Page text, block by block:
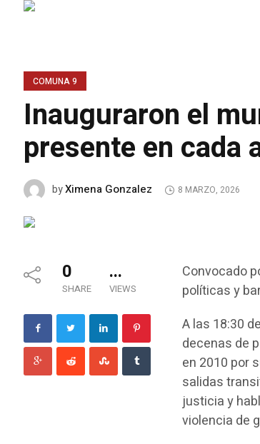
COMUNA 9
Inauguraron el
presente en cada
byXimena Gonzalez 8 MARZO, 2026
0
SHARE
...
VIEWS
Convocado
políticas y
A las 18:30
decenas de
en 2010 por
salidas
justicia y
violencia de